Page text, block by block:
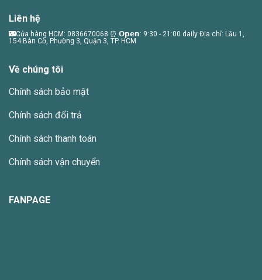
tùy
chọn
chọn
trang
phẩm
tùy
Liên hệ
🌃Cửa hàng HCM: 0836670068 ⏰ 𝗢𝗽𝗲𝗻: 9:30 - 21:00 daily Địa chỉ: Lầu 1,
154 Bàn Cờ, Phường 3, Quận 3, TP. HCM
Về chúng tôi
Chính sách bảo mật
Chính sách đổi trả
Chính sách thanh toán
Chính sách vận chuyển
FANPAGE